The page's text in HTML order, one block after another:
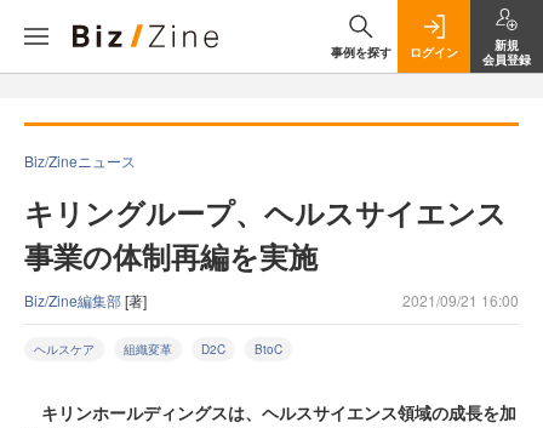
事例を探す ログイン
新規
会員登録
Biz/Zineニュース
キリングループ、ヘルスサイエンス
事業の体制再編を実施
Biz/Zine編集部[著] 2021/09/21 16:00
ヘルスケア 組織変革 D2C BtoC
キリンホールディングスは、ヘルスサイエンス領域の成長を加